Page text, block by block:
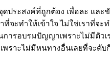
ระสงค์ที่ถูกต้อง เพื่อละ และ
จะทำให้เข้าใจ ไม่ใช่เราที่จ
รอบรมปัญญาเพราะไม่มีตัวเ
ราะไม่มีหนทางอื่นเลยที่จะดับ